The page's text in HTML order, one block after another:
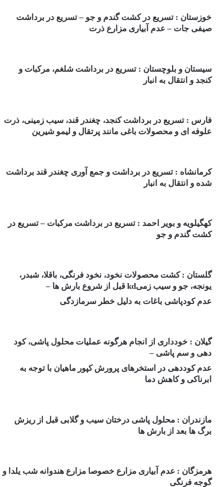
خوزستان : تسریع در کشت گندم و جو – تسریع در برداشت
صیفی جات – عدم آبیاری مزارع ذرت
سیستان و بلوچستان : تسریع در برداشت شلغم، مرکبات و
کنجد و انتقال به انبار
فارس : تسریع در برداشت کنجد، چغندر قند، سیب زمینی، ذرت
علوفه ای و محصولات باغی مانند پرتقال و لیمو شیرین
کرمانشاه : تسریع در برداشت و جمع آوری چغندر قند برداشت
شده و انتقال به انبار
کهگیلویه و بویر احمد : تسریع در برداشت مرکبات – تسریع در
کشت گندم و جو
گلستان : کشت محصولات نخود، نخود فرنگی، باقلا، شبدر،
یونجه، جو و سیب زمیkd قبل از شروع بارش ها –
عدم کودپاشی باغات به دلیل خطر سرمازدگی
گیلان : خودداری از انجام هرگونه عملیات محلول پاشی، کود
دهی و سم پاشی –
عدم کوددهی در استخرهای پرورش کپور ماهیان با توجه به
ابرناکی و کاهش دما
مازندران : محلول پاشی درختان سیب و گلابی قبل از ریزش
برگ ها بعد از بارش ها
هرمزگان : عدم آبیاری مزارع خصوصا مزارع هندوانه شب یلدا و
گوجه فرنگی